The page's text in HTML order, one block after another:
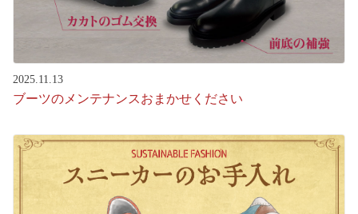
2025.11.13
ブーツのメンテナンスおまかせください